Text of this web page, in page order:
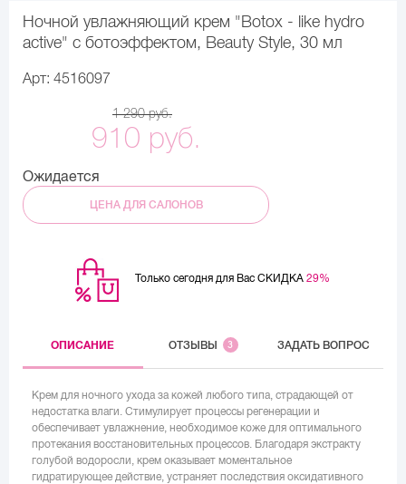
Ночной увлажняющий крем "Botox - like hydro
active" с ботоэффектом, Beauty Style, 30 мл
Арт: 4516097
1 290 руб.
910 руб.
Ожидается
ЦЕНА ДЛЯ САЛОНОВ
Только сегодня для Вас СКИДКА 29%
ОПИСАНИЕ ОТЗЫВЫ 3 ЗАДАТЬ ВОПРОС
Крем для ночного ухода за кожей любого типа, страдающей от
недостатка влаги. Стимулирует процессы регенерации и
обеспечивает увлажнение, необходимое коже для оптимального
протекания восстановительных процессов. Благодаря экстракту
голубой водоросли, крем оказывает моментальное
гидратирующее действие, устраняет последствия оксидативного